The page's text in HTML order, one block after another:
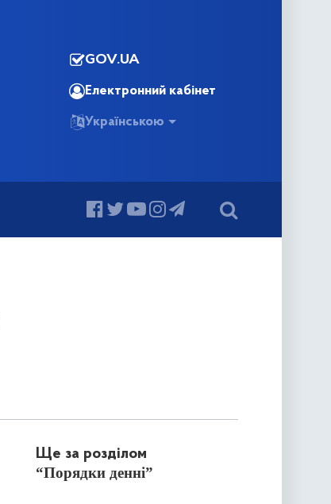
GOV.UA
Електронний кабінет
Українською
Ще за розділом
“Порядки денні”